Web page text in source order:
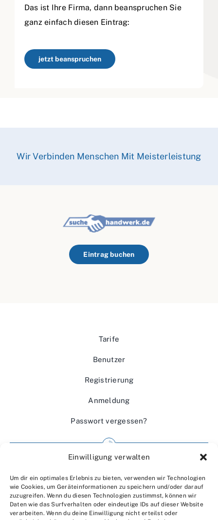
Einwilligung verwalten
Um dir ein optimales Erlebnis zu bieten, verwenden wir Technologien
wie Cookies, um Geräteinformationen zu speichern und/oder darauf
zuzugreifen. Wenn du diesen Technologien zustimmst, können wir
Daten wie das Surfverhalten oder eindeutige IDs auf dieser Website
verarbeiten. Wenn du deine Einwilligung nicht erteilst oder
Das ist Ihre Firma, dann beanspruchen Sie
ganz einfach diesen Eintrag:
jetzt beanspruchen
Wir Verbinden Menschen Mit Meisterleistung
Eintrag buchen
Tarife
Benutzer
Registrierung
Anmeldung
Passwort vergessen?
Wir über uns
Kontakt